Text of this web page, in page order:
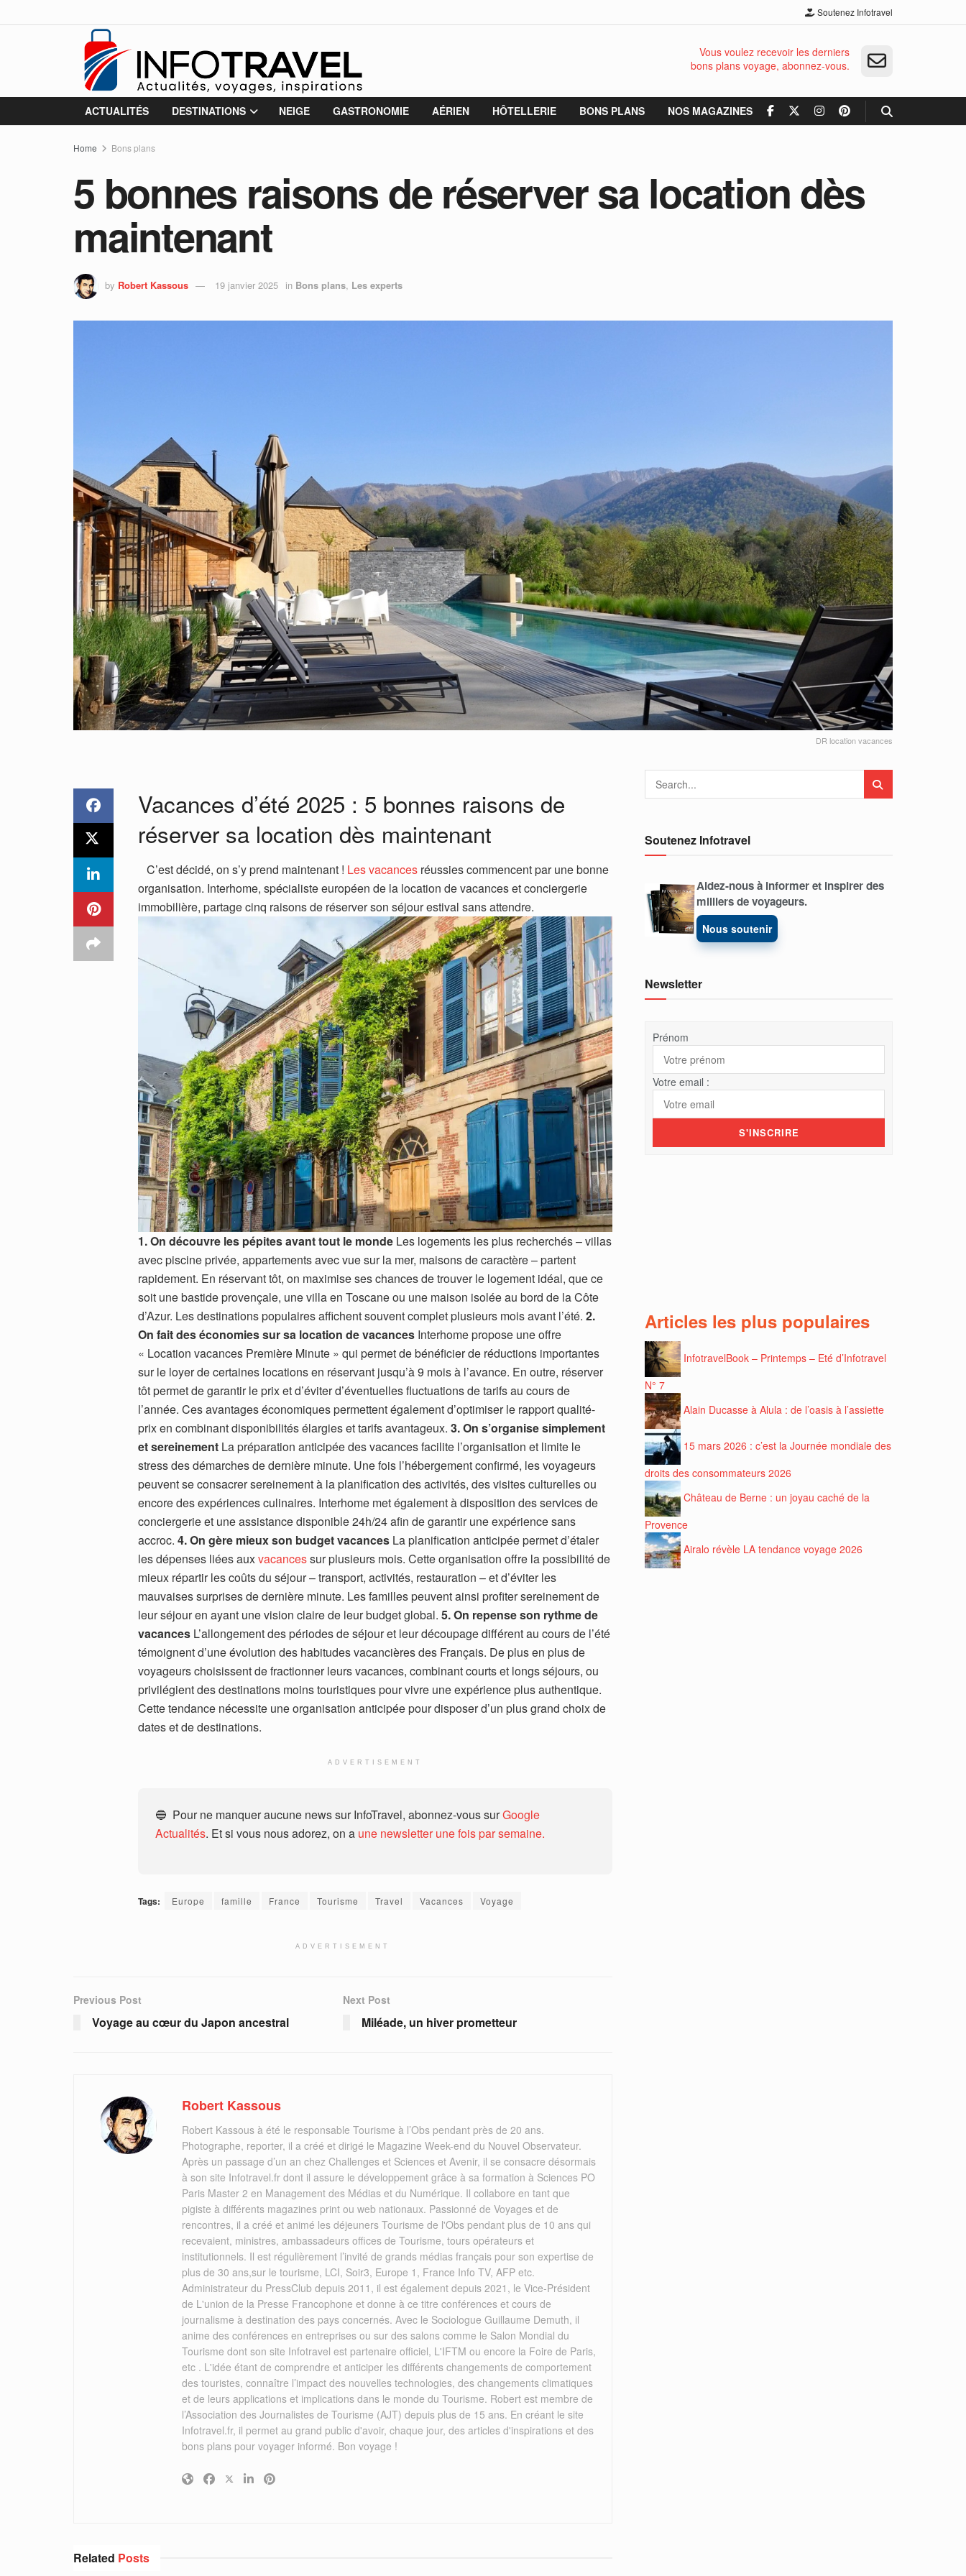
Soutenez Infotravel
Vous voulez recevoir les derniers
bons plans voyage, abonnez-vous.
ACTUALITÉS DESTINATIONS NEIGE GASTRONOMIE AÉRIEN HÔTELLERIE BONS PLANS NOS MAGAZINES
Home Bons plans
5 bonnes raisons de réserver sa location dès
maintenant
by Robert Kassous 19 janvier 2025 in Bons plans, Les experts
DR location vacances
Vacances d’été 2025 : 5 bonnes raisons de
réserver sa location dès maintenant
C’est décidé, on s’y prend maintenant ! Les vacances réussies commencent par une bonne
organisation. Interhome, spécialiste européen de la location de vacances et conciergerie
immobilière, partage cinq raisons de réserver son séjour estival sans attendre.
1. On découvre les pépites avant tout le monde Les logements les plus recherchés – villas
avec piscine privée, appartements avec vue sur la mer, maisons de caractère – partent
rapidement. En réservant tôt, on maximise ses chances de trouver le logement idéal, que ce
soit une bastide provençale, une villa en Toscane ou une maison isolée au bord de la Côte
d’Azur. Les destinations populaires affichent souvent complet plusieurs mois avant l’été. 2.
On fait des économies sur sa location de vacances Interhome propose une offre
« Location vacances Première Minute » qui permet de bénéficier de réductions importantes
sur le loyer de certaines locations en réservant jusqu’à 9 mois à l’avance. En outre, réserver
tôt permet de garantir le prix et d’éviter d’éventuelles fluctuations de tarifs au cours de
l’année. Ces avantages économiques permettent également d’optimiser le rapport qualité-
prix en combinant disponibilités élargies et tarifs avantageux. 3. On s’organise simplement
et sereinement La préparation anticipée des vacances facilite l’organisation et limite le
stress des démarches de dernière minute. Une fois l’hébergement confirmé, les voyageurs
peuvent se consacrer sereinement à la planification des activités, des visites culturelles ou
encore des expériences culinaires. Interhome met également à disposition des services de
conciergerie et une assistance disponible 24h/24 afin de garantir une expérience sans
accroc. 4. On gère mieux son budget vacances La planification anticipée permet d’étaler
les dépenses liées auxvacancessur plusieurs mois. Cette organisation offre la possibilité de
mieux répartir les coûts du séjour – transport, activités, restauration – et d’éviter les
mauvaises surprises de dernière minute. Les familles peuvent ainsi profiter sereinement de
leur séjour en ayant une vision claire de leur budget global. 5. On repense son rythme de
vacances L’allongement des périodes de séjour et leur découpage différent au cours de l’été
témoignent d’une évolution des habitudes vacancières des Français. De plus en plus de
voyageurs choisissent de fractionner leurs vacances, combinant courts et longs séjours, ou
privilégient des destinations moins touristiques pour vivre une expérience plus authentique.
Cette tendance nécessite une organisation anticipée pour disposer d’un plus grand choix de
dates et de destinations.
ADVERTISEMENT
🔵 Pour ne manquer aucune news sur InfoTravel, abonnez-vous surGoogle
Actualités. Et si vous nous adorez, on a une newsletter une fois par semaine.
Tags: Europe famille France Tourisme Travel Vacances Voyage
ADVERTISEMENT
Previous Post
Voyage au cœur du Japon ancestral
Next Post
Miléade, un hiver prometteur
Robert Kassous
Robert Kassous à été le responsable Tourisme à l’Obs pendant près de 20 ans.
Photographe, reporter, il a créé et dirigé le Magazine Week-end du Nouvel Observateur.
Après un passage d’un an chez Challenges et Sciences et Avenir, il se consacre désormais
à son site Infotravel.fr dont il assure le développement grâce à sa formation à Sciences PO
Paris Master 2 en Management des Médias et du Numérique. Il collabore en tant que
pigiste à différents magazines print ou web nationaux. Passionné de Voyages et de
rencontres, il a créé et animé les déjeuners Tourisme de l'Obs pendant plus de 10 ans qui
recevaient, ministres, ambassadeurs offices de Tourisme, tours opérateurs et
institutionnels. Il est régulièrement l’invité de grands médias français pour son expertise de
plus de 30 ans,sur le tourisme, LCI, Soir3, Europe 1, France Info TV, AFP etc.
Administrateur du PressClub depuis 2011, il est également depuis 2021, le Vice-Président
de L'union de la Presse Francophone et donne à ce titre conférences et cours de
journalisme à destination des pays concernés. Avec le Sociologue Guillaume Demuth, il
anime des conférences en entreprises ou sur des salons comme le Salon Mondial du
Tourisme dont son site Infotravel est partenaire officiel, L'IFTM ou encore la Foire de Paris,
etc . L'idée étant de comprendre et anticiper les différents changements de comportement
des touristes, connaître l’impact des nouvelles technologies, des changements climatiques
et de leurs applications et implications dans le monde du Tourisme. Robert est membre de
l’Association des Journalistes de Tourisme (AJT) depuis plus de 15 ans. En créant le site
Infotravel.fr, il permet au grand public d'avoir, chaque jour, des articles d'inspirations et des
bons plans pour voyager informé. Bon voyage !
Related Posts
Soutenez Infotravel
Aidez-nous à informer et inspirer des
milliers de voyageurs.
Nous soutenir
Newsletter
Prénom
Votre email :
Articles les plus populaires
InfotravelBook – Printemps – Eté d’Infotravel
N° 7
Alain Ducasse à Alula : de l’oasis à l’assiette
15 mars 2026 : c’est la Journée mondiale des
droits des consommateurs 2026
Château de Berne : un joyau caché de la
Provence
Airalo révèle LA tendance voyage 2026